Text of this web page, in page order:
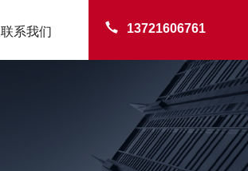
13721606761
联系我们